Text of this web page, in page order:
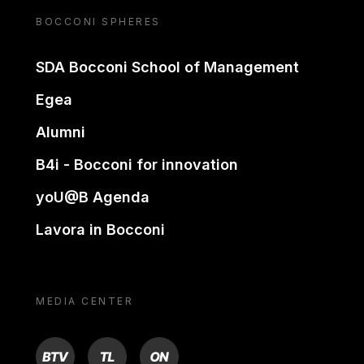
BOCCONI SPHERES
SDA Bocconi School of Management
Egea
Alumni
B4i - Bocconi for innovation
yoU@B Agenda
Lavora in Bocconi
MEDIA CENTER
BTV TL ON